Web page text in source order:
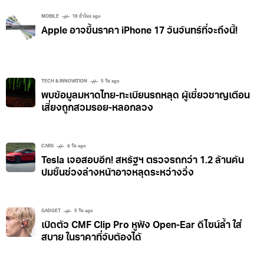
MOBILE 18 ชั่วโมง ago
Apple อาจขึ้นราคา iPhone 17 วันจันทร์ที่จะถึงนี้!
TECH & INNOVATION 5 วัน ago
พบข้อมูลมหาดไทย-ทะเบียนรถหลุด ผู้เชี่ยวชาญเตือน
เสี่ยงถูกสวมรอย-หลอกลวง
CARS 6 วัน ago
Tesla เจอสอบอีก! สหรัฐฯ ตรวจรถกว่า 1.2 ล้านคัน
ปมชิ้นช่วงล่างหน้าอาจหลุดระหว่างวิ่ง
GADGET 5 วัน ago
เปิดตัว CMF Clip Pro หูฟัง Open-Ear ดีไซน์ล้ำ ใส่
สบาย ในราคาที่จับต้องได้